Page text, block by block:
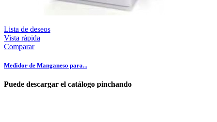
Lista de deseos
Vista rápida
Comparar
Medidor de Manganeso para...
Puede descargar el catálogo pinchando